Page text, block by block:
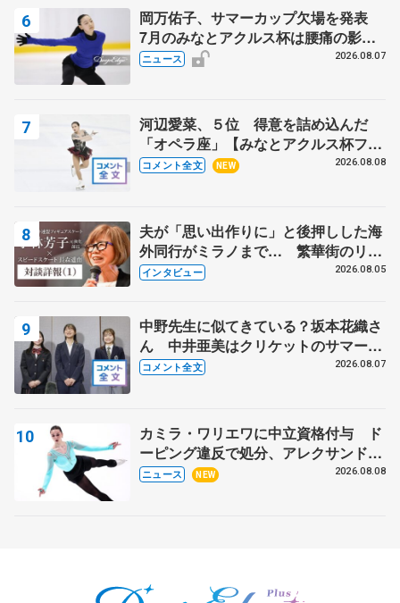
岡万佑子、サマーカップ欠場を発表
7月のみなとアクルス杯は腰痛の影響
で
ニュース 2026.08.07
河辺愛菜、５位 得意を詰め込んだ
「オペラ座」【みなとアクルス杯フリ
ー】
コメント全文 NEW 2026.08.08
夫が「思い出作りに」と後押しした海
外同行がミラノまで… 繁華街のリン
クでは不良のお兄さんも味方に 小林
インタビュー 2026.08.05
中野先生に似てきている？坂本花織さ
ん 中井亜美はクリケットのサマーキ
ャンプに 島田麻央はたくさん試合に
コメント全文 2026.08.07
カミラ・ワリエワに中立資格付与 ド
ーピング違反で処分、アレクサンド
ラ・イグナトワも
ニュース NEW 2026.08.08